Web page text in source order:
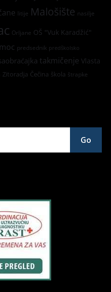
litije Malošište nasilje
Orljane OŠ "Vuk Karadžić"
predsednik predškolsko
takmičenje Vlasta
Zitoradja Čečina škola štrapke
Go